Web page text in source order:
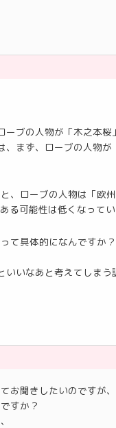
ーブの人物が「木之本
まず、ローブの人物
、ローブの人物は「欧
る可能性は低くなってい
て具体的になんですか？
いいなあと考えてしま
お聞きしたいのですが、
すか？